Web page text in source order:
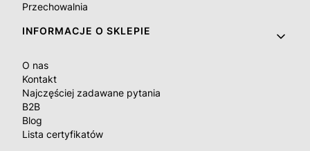
Przechowalnia
INFORMACJE O SKLEPIE
O nas
Kontakt
Najczęściej zadawane pytania
B2B
Blog
Lista certyfikatów